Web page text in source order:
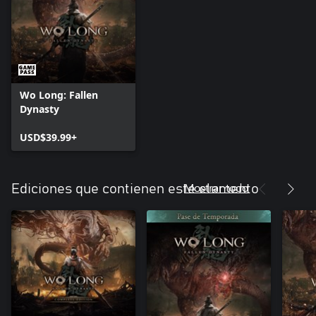
Wo Long: Fallen
Dynasty
USD$39.99+
Ediciones que contienen este elemento
Mostrar todo